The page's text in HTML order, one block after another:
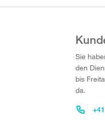
Sie
den
bis
da.